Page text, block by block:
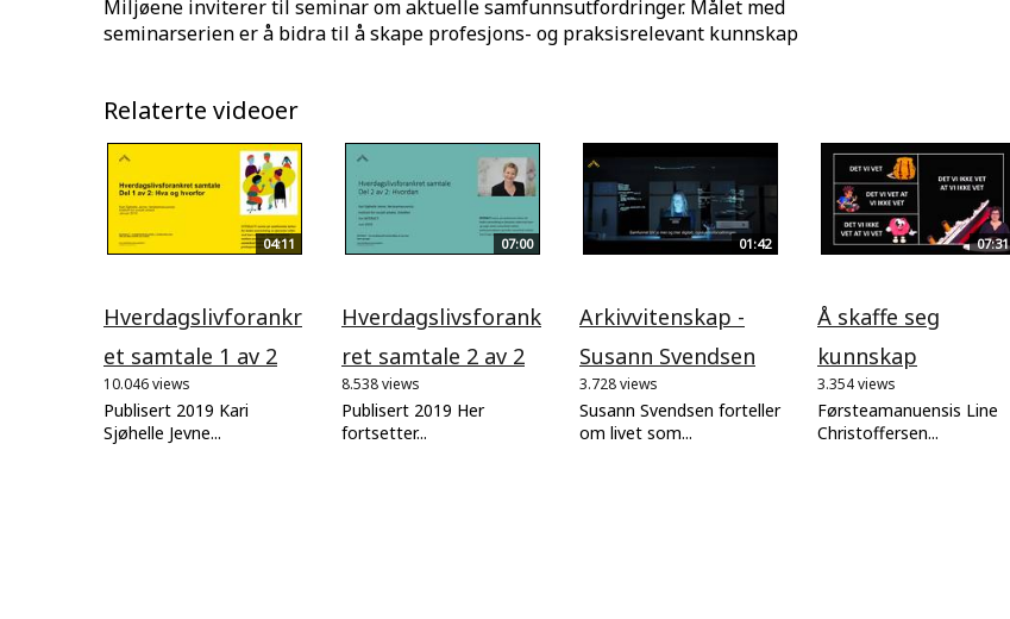
Miljøene inviterer til seminar om aktuelle samfunnsutfordringer. Målet med
seminarserien er å bidra til å skape profesjons- og praksisrelevant kunnskap
Relaterte videoer
04:11
Hverdagslivforankr
et samtale 1 av 2
10.046 views
Publisert 2019 Kari
Sjøhelle Jevne...
07:00
Hverdagslivsforank
ret samtale 2 av 2
8.538 views
Publisert 2019 Her
fortsetter...
01:42
Arkivvitenskap -
Susann Svendsen
3.728 views
Susann Svendsen forteller
om livet som...
07:31
Å skaffe seg
kunnskap
3.354 views
Førsteamanuensis Line
Christoffersen...